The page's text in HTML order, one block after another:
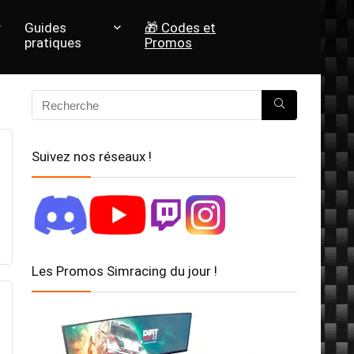
Guides
pratiques
🎁 Codes et
Promos
Suivez nos réseaux !
Les Promos Simracing du jour !